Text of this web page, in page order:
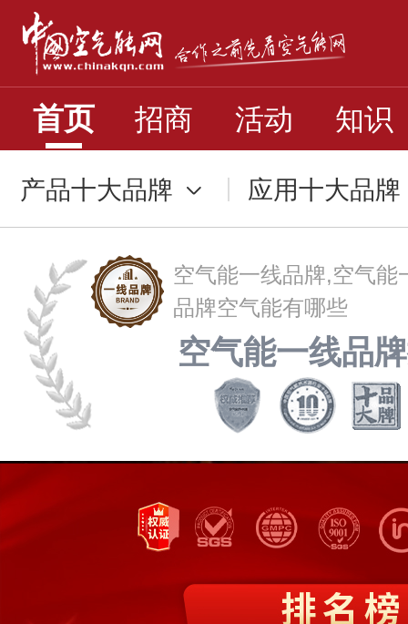
首页 招商 活动 知识
产品十大品牌 应用十大品牌
空气能一线品牌,空气能
品牌空气能有哪些
空气能一线品